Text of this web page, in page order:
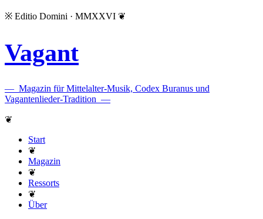
※ Editio Domini · MMXXVI ❦
Vagant
— Magazin für Mittelalter-Musik, Codex Buranus und
Vagantenlieder-Tradition —
❦
Start
❦
Magazin
❦
Ressorts
❦
Über